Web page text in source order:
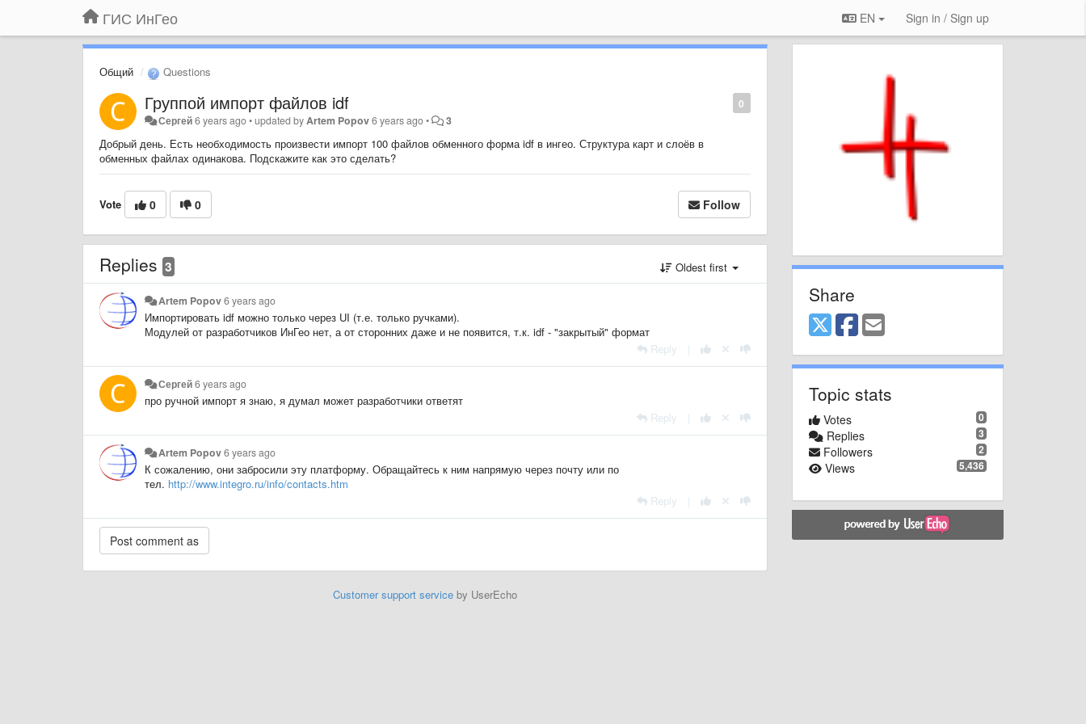
ГИС ИнГео EN Sign in / Sign up
Общий Questions
0
Группой импорт файлов idf
Сергей6 years ago•updated by Artem Popov6 years ago• 3
Добрый день. Есть необходимость произвести импорт 100 файлов обменного форма idf в ингео. Структура карт и слоёв в
обменных файлах одинакова. Подскажите как это сделать?
Vote 0 0 Follow
Replies 3 Oldest first
Artem Popov6 years ago
Импортировать idf можно только через UI (т.е. только ручками).
Модулей от разработчиков ИнГео нет, а от сторонних даже и не появится, т.к. idf - "закрытый" формат
Reply
Сергей6 years ago
про ручной импорт я знаю, я думал может разработчики ответят
Reply
Artem Popov6 years ago
К сожалению, они забросили эту платформу. Обращайтесь к ним напрямую через почту или по
тел. http://www.integro.ru/info/contacts.htm
Reply
Customer support serviceby UserEcho
Share
Topic stats
0
Votes
3
Replies
2
Followers
5,436
Views